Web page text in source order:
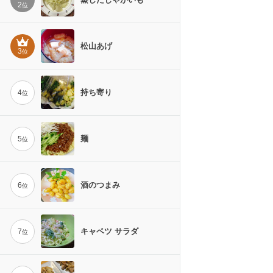
2位
3位
松山あげ
4位 持ち寄り
5位 麺
6位 酒のつまみ
7位 キャベツ サラダ